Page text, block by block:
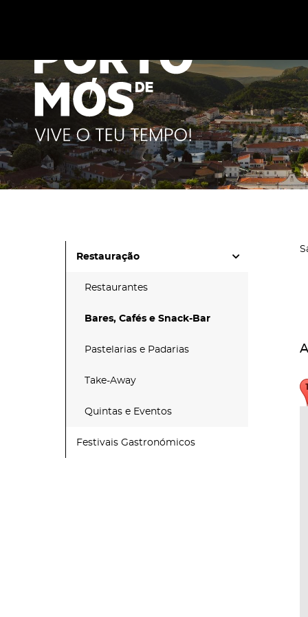
Restauração
Restaurantes
Bares, Cafés e Snack-Bar
Pastelarias e Padarias
Take-Away
Quintas e Eventos
Festivais Gastronómicos